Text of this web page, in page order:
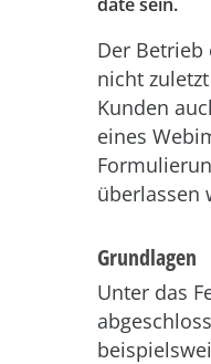
Der
nicht
Kunden
eines
überlassen
Grundlagen
Unter das